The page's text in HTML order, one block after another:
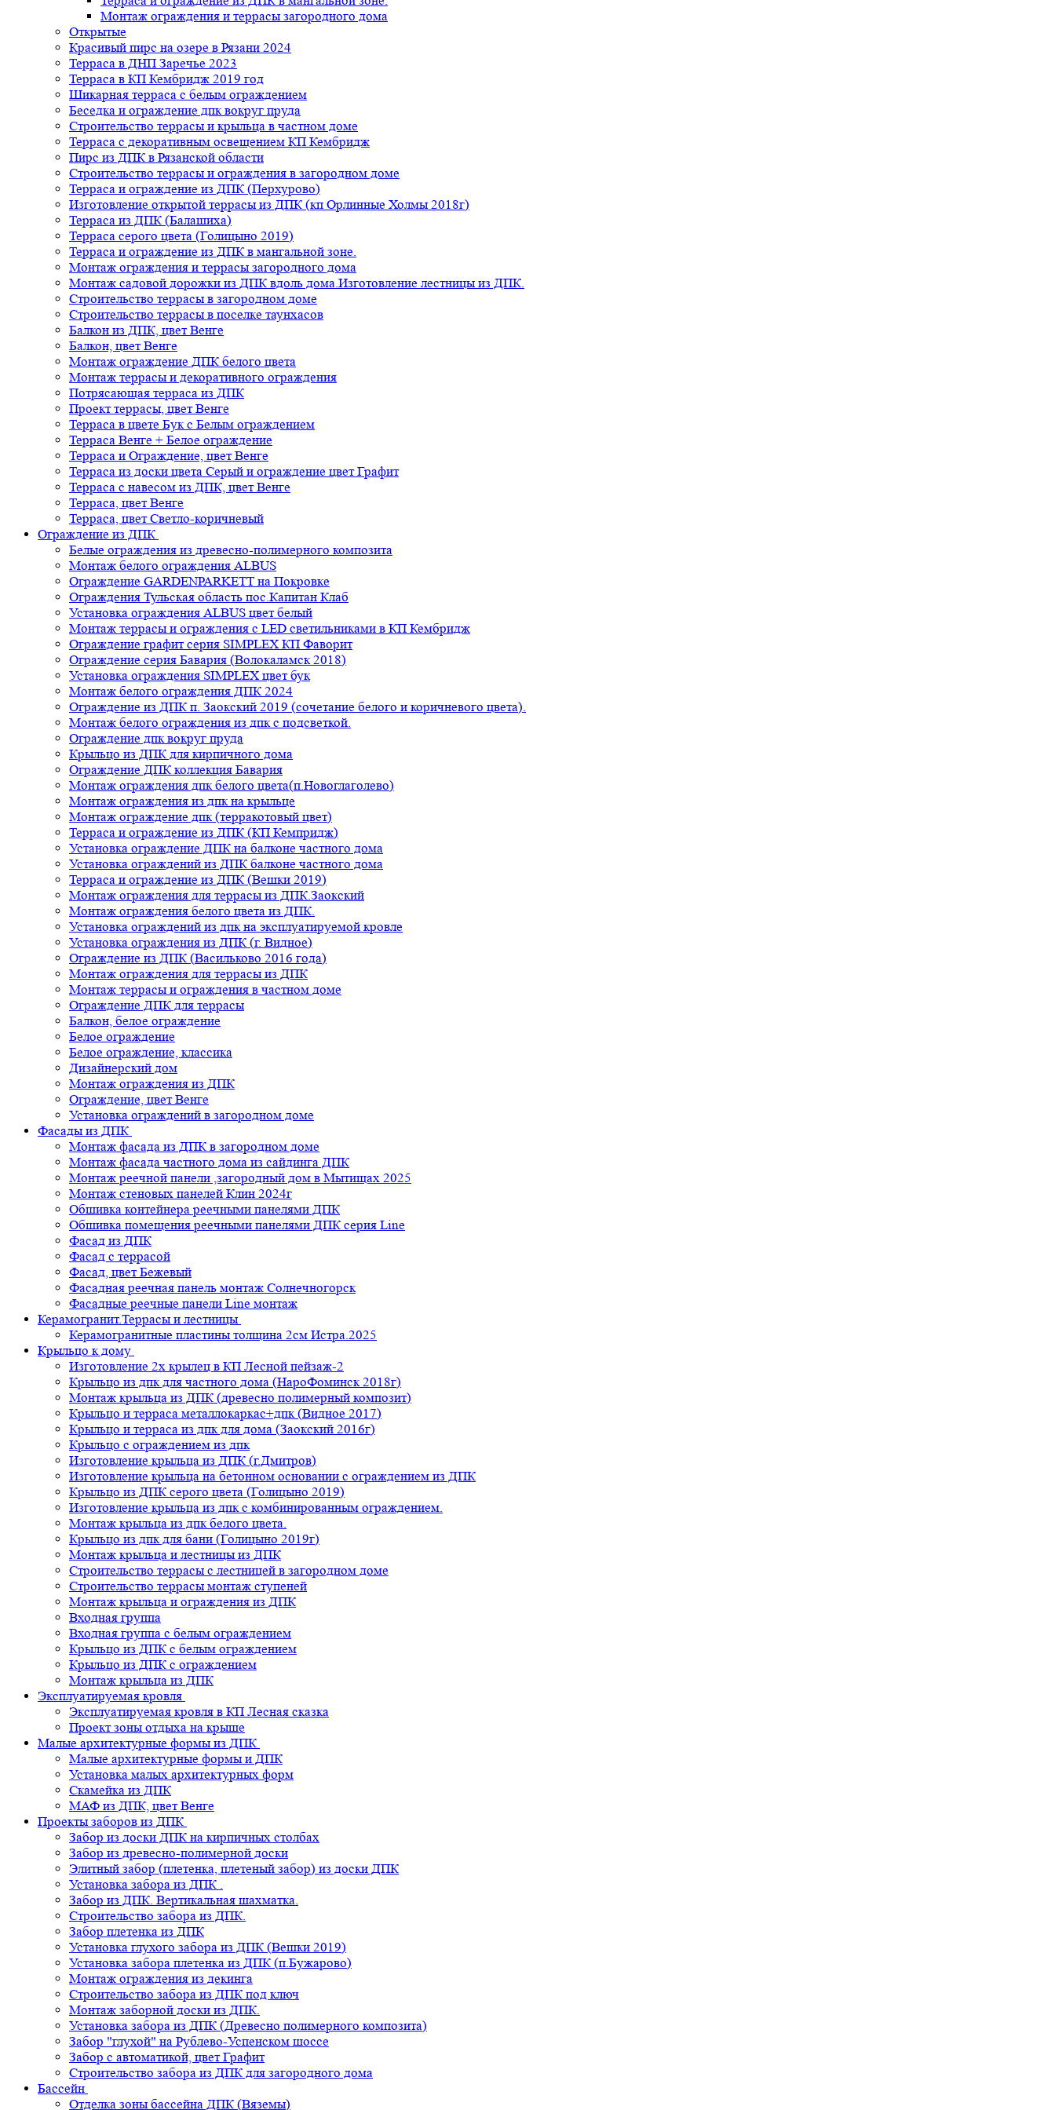
Монтаж ограждения и террасы загородного дома
Открытые
Красивый пирс на озере в Рязани 2024
Терраса в ДНП Заречье 2023
Терраса в КП Кембридж 2019 год
Шикарная терраса с белым ограждением
Беседка и ограждение дпк вокруг пруда
Строительство террасы и крыльца в частном доме
Терраса с декоративным освещением КП Кембридж
Пирс из ДПК в Рязанской области
Строительство террасы и ограждения в загородном доме
Терраса и ограждение из ДПК (Перхурово)
Изготовление открытой террасы из ДПК (кп Орлинные Холмы 2018г)
Терраса из ДПК (Балашиха)
Терраса серого цвета (Голицыно 2019)
Терраса и ограждение из ДПК в мангальной зоне.
Монтаж ограждения и террасы загородного дома
Монтаж садовой дорожки из ДПК вдоль дома.Изготовление лестницы из ДПК.
Строительство террасы в загородном доме
Строительство террасы в поселке таунхасов
Балкон из ДПК, цвет Венге
Балкон, цвет Венге
Монтаж ограждение ДПК белого цвета
Монтаж террасы и декоративного ограждения
Потрясающая терраса из ДПК
Проект террасы, цвет Венге
Терраса в цвете Бук с Белым ограждением
Терраса Венге + Белое ограждение
Терраса и Ограждение, цвет Венге
Терраса из доски цвета Серый и ограждение цвет Графит
Терраса с навесом из ДПК, цвет Венге
Терраса, цвет Венге
Терраса, цвет Светло-коричневый
Ограждение из ДПК
Белые ограждения из древесно-полимерного композита
Монтаж белого ограждения ALBUS
Ограждение GARDENPARKETT на Покровке
Ограждения Тульская область пос.Капитан Клаб
Установка ограждения ALBUS цвет белый
Монтаж террасы и ограждения с LED светильниками в КП Кембридж
Ограждение графит серия SIMPLEX КП Фаворит
Ограждение серия Бавария (Волокаламск 2018)
Установка ограждения SIMPLEX цвет бук
Монтаж белого ограждения ДПК 2024
Ограждение из ДПК п. Заокский 2019 (сочетание белого и коричневого цвета).
Монтаж белого ограждения из дпк с подсветкой.
Ограждение дпк вокруг пруда
Крыльцо из ДПК для кирпичного дома
Ограждение ДПК коллекция Бавария
Монтаж ограждения дпк белого цвета(п.Новоглаголево)
Монтаж ограждения из дпк на крыльце
Монтаж ограждение дпк (терракотовый цвет)
Терраса и ограждение из ДПК (КП Кемпридж)
Установка ограждение ДПК на балконе частного дома
Установка ограждений из ДПК балконе частного дома
Терраса и ограждение из ДПК (Вешки 2019)
Монтаж ограждения для террасы из ДПК.Заокский
Монтаж ограждения белого цвета из ДПК.
Установка ограждений из дпк на эксплуатируемой кровле
Установка ограждения из ДПК (г. Видное)
Ограждение из ДПК (Васильково 2016 года)
Монтаж ограждения для террасы из ДПК
Монтаж террасы и ограждения в частном доме
Ограждение ДПК для террасы
Балкон, белое ограждение
Белое ограждение
Белое ограждение, классика
Дизайнерский дом
Монтаж ограждения из ДПК
Ограждение, цвет Венге
Установка ограждений в загородном доме
Фасады из ДПК
Монтаж фасада из ДПК в загородном доме
Монтаж фасада частного дома из сайдинга ДПК
Монтаж реечной панели ,загородный дом в Мытищах 2025
Монтаж стеновых панелей Клин 2024г
Обшивка контейнера реечными панелями ДПК
Обшивка помещения реечными панелями ДПК серия Line
Фасад из ДПК
Фасад с террасой
Фасад, цвет Бежевый
Фасадная реечная панель монтаж Солнечногорск
Фасадные реечные панели Line монтаж
Керамогранит.Террасы и лестницы
Керамогранитные пластины толщина 2см Истра.2025
Крыльцо к дому
Изготовление 2х крылец в КП Лесной пейзаж-2
Крыльцо из дпк для частного дома (НароФоминск 2018г)
Монтаж крыльца из ДПК (древесно полимерный композит)
Крыльцо и терраса металлокаркас+дпк (Видное 2017)
Крыльцо и терраса из дпк для дома (Заокский 2016г)
Крыльцо с ограждением из дпк
Изготовление крыльца из ДПК (г.Дмитров)
Изготовление крыльца на бетонном основании с ограждением из ДПК
Крыльцо из ДПК серого цвета (Голицыно 2019)
Изготовление крыльца из дпк с комбинированным ограждением.
Монтаж крыльца из дпк белого цвета.
Крыльцо из дпк для бани (Голицыно 2019г)
Монтаж крыльца и лестницы из ДПК
Строительство террасы с лестницей в загородном доме
Строительство террасы монтаж ступеней
Монтаж крыльца и ограждения из ДПК
Входная группа
Входная группа с белым ограждением
Крыльцо из ДПК с белым ограждением
Крыльцо из ДПК с ограждением
Монтаж крыльца из ДПК
Эксплуатируемая кровля
Эксплуатируемая кровля в КП Лесная сказка
Проект зоны отдыха на крыше
Малые архитектурные формы из ДПК
Малые архитектурные формы и ДПК
Установка малых архитектурных форм
Скамейка из ДПК
МАФ из ДПК, цвет Венге
Проекты заборов из ДПК
Забор из доски ДПК на кирпичных столбах
Забор из древесно-полимерной доски
Элитный забор (плетенка, плетеный забор) из доски ДПК
Установка забора из ДПК .
Забор из ДПК. Вертикальная шахматка.
Строительство забора из ДПК.
Забор плетенка из ДПК
Установка глухого забора из ДПК (Вешки 2019)
Установка забора плетенка из ДПК (п.Бужарово)
Монтаж ограждения из декинга
Строительство забора из ДПК под ключ
Монтаж заборной доски из ДПК.
Установка забора из ДПК (Древесно полимерного композита)
Забор "глухой" на Рублево-Успенском шоссе
Забор с автоматикой, цвет Графит
Строительство забора из ДПК для загородного дома
Бассейн
Отделка зоны бассейна ДПК (Вяземы)